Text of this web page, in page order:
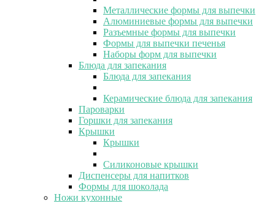
Металлические формы для выпечки
Алюминиевые формы для выпечки
Разъемные формы для выпечки
Формы для выпечки печенья
Наборы форм для выпечки
Блюда для запекания
Блюда для запекания
Керамические блюда для запекания
Пароварки
Горшки для запекания
Крышки
Крышки
Силиконовые крышки
Диспенсеры для напитков
Формы для шоколада
Ножи кухонные